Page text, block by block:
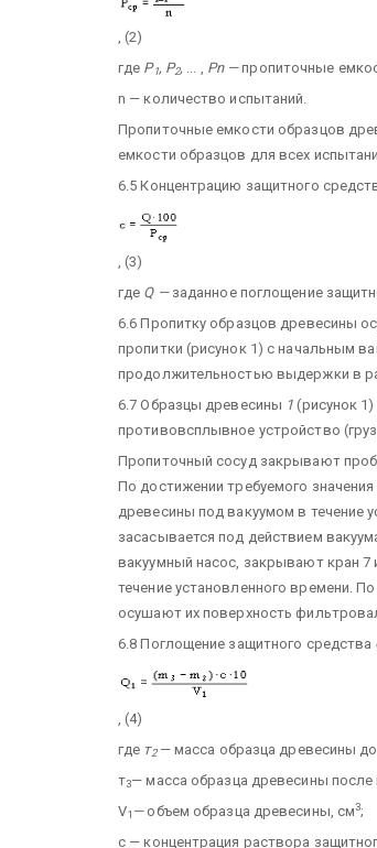
, (2)
где P1, P2, Pn —пропиточные
n — количество испытаний.
Пропиточные емкости образцов
емкости образцов для всех
6.5 Концентрацию защитного
, (3)
где Q —заданное поглощение
6.6 Пропитку образцов древесины
пропитки (рисунок 1) с начальным
продолжительностью выдержки в
6.7 Образцы древесины 1 (рисунок
противовсплывное устройство
Пропиточный сосуд закрывают
По достижении требуемого
древесины под вакуумом в течение
засасывается под действием
вакуумный насос, закрывают кран
течение установленного времени.
осушают их поверхность
6.8 Поглощение защитного средства
, (4)
где т2— масса образца древесины до
т3— масса образца древесины после
V1 —объем образца древесины, см3;
с — концентрация раствора